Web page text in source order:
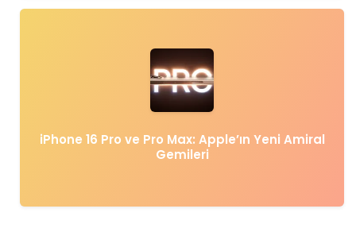
iPhone 16 Pro ve Pro Max: Apple’ın Yeni Amiral
Gemileri